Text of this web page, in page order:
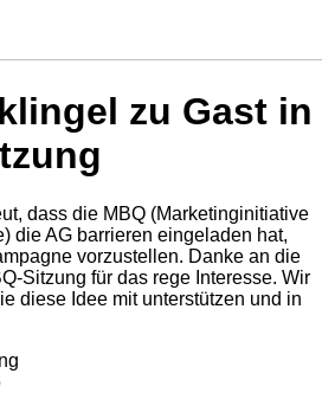
zu Gast in
dass die MBQ (Marketinginitiative
die AG barrieren eingeladen hat,
vorzustellen. Danke an die
Sitzung für das rege Interesse. Wir
diese Idee mit unterstützen und in